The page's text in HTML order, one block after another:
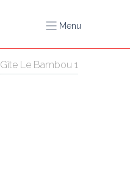
Menu
Gîte Le Bambou 1